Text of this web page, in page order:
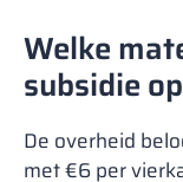
Welke
subsidie
De overheid
met €6 per